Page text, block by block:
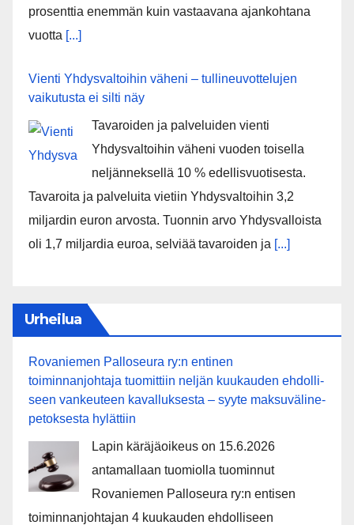
prosenttia enemmän kuin vastaavana ajankohtana
vuotta [...]
Vienti Yhdysvaltoihin väheni – tullineuvottelujen
vaikutusta ei silti näy
Tavaroiden ja palveluiden vienti
Yhdysvaltoihin väheni vuoden toisella
neljänneksellä 10 % edellisvuotisesta.
Tavaroita ja palveluita vietiin Yhdysvaltoihin 3,2
miljardin euron arvosta. Tuonnin arvo Yhdysvalloista
oli 1,7 miljardia euroa, selviää tavaroiden ja [...]
Urheilua
Rovaniemen Palloseura ry:n entinen
toiminnanjohtaja tuo­mit­tiin neljän kuu­kau­den eh­dol­li­
seen van­keu­teen ka­val­luk­ses­ta – syyte mak­su­vä­li­ne­
pe­tok­ses­ta hy­lät­tiin
Lapin käräjäoikeus on 15.6.2026
antamallaan tuomiolla tuominnut
Rovaniemen Palloseura ry:n entisen
toiminnanjohtajan 4 kuukauden ehdolliseen